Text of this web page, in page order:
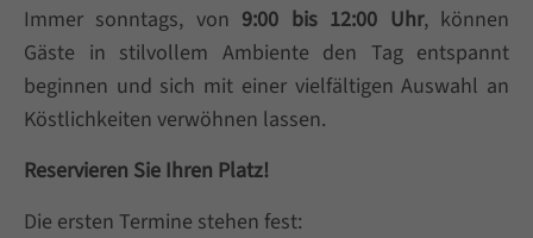
+44 1234 567 890
Drop us a line
info@yourdomain.com
About us
Lorem ipsum dolor sit amet, consectetuer
Immer sonntags, von 9:00 bis 12:00 Uhr, können
Gäste in stilvollem Ambiente den Tag entspannt
beginnen und sich mit einer vielfältigen Auswahl an
Köstlichkeiten verwöhnen lassen.
Reservieren Sie Ihren Platz!
Die ersten Termine stehen fest: